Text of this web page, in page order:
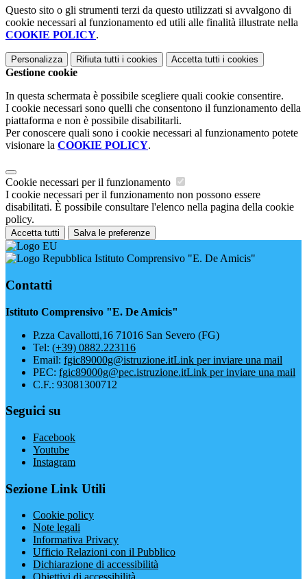
Questo sito o gli strumenti terzi da questo utilizzati si avvalgono di
cookie necessari al funzionamento ed utili alle finalità illustrate nella
COOKIE POLICY.
Personalizza Rifiuta tutti i cookies Accetta tutti i cookies
Gestione cookie
In questa schermata è possibile scegliere quali cookie consentire.
I cookie necessari sono quelli che consentono il funzionamento della
piattaforma e non è possibile disabilitarli.
Per conoscere quali sono i cookie necessari al funzionamento potete
visionare la COOKIE POLICY.
Cookie necessari per il funzionamento
I cookie necessari per il funzionamento non possono essere
disabilitati. È possibile consultare l'elenco nella pagina della cookie
policy.
Accetta tutti Salva le preferenze
Istituto Comprensivo "E. De Amicis"
Contatti
Istituto Comprensivo "E. De Amicis"
P.zza Cavallotti,16 71016 San Severo (FG)
Tel: (+39) 0882.223116
Email: fgic89000g@istruzione.itLink per inviare una mail
PEC: fgic89000g@pec.istruzione.itLink per inviare una mail
C.F.: 93081300712
Seguici su
Facebook
Youtube
Instagram
Sezione Link Utili
Cookie policy
Note legali
Informativa Privacy
Ufficio Relazioni con il Pubblico
Dichiarazione di accessibilità